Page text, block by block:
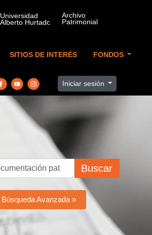
SITIOS DE INTERÉS FONDOS
Iniciar sesión
Buscar
Búsqueda Avanzada »